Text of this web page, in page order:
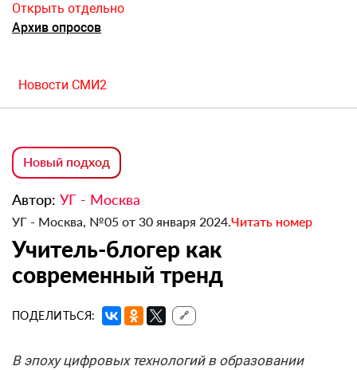
Открыть отдельно
Архив опросов
Новости СМИ2
Новый подход
Автор: УГ - Москва
УГ - Москва, №05 от 30 января 2024.Читать номер
Учитель-блогер как
современный тренд
ПОДЕЛИТЬСЯ: 🔗
В эпоху цифровых технологий в образовании